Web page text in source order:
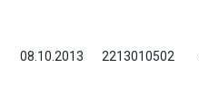
08.10.2013 2213010502